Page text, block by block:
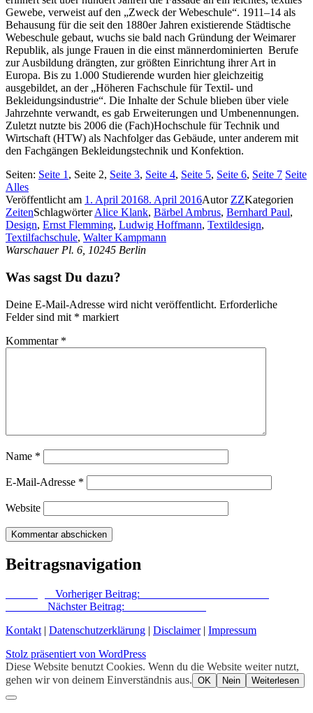
Gewebe, verweist auf den „Zweck der Webeschule“. 1911–14 als
Behausung für die seit den 1880er Jahren existierende Städtische
Webeschule gebaut, wuchs sie bald nach Gründung der Weimarer
Republik, als junge Frauen in die einst männerdominierten Berufe
zur Ausbildung drängten, zur größten Einrichtung ihrer Art in
Europa. Bis zu 1.000 Studierende wurden hier gleichzeitig
ausgebildet, an der „Höheren Fachschule für Textil- und
Bekleidungsindustrie“. Die Inhalte der Schule blieben über viele
Jahrzehnte verwandt, es gab Erweiterungen und Umbenennungen.
Zuletzt nutzte bis 2006 die (Fach)Hochschule für Technik und
Wirtschaft (HTW) als Nachfolger das Gebäude, unter anderem mit
den Fachgängen Bekleidungstechnik und Konfektion.
Seiten: Seite 1 , Seite 2, Seite 3, Seite 4, Seite 5, Seite 6, Seite 7 Seite
Alles
Veröffentlicht am 1. April 20168. April 2016Autor ZZKategorien
ZeitenSchlagwörterAlice Klank, Bärbel Ambrus, Bernhard Paul,
Design, Ernst Flemming, Ludwig Hoffmann, Textildesign,
Textilfachschule, Walter Kampmann
Warschauer Pl. 6, 10245 Berlin
Was sagst Du dazu?
Deine E-Mail-Adresse wird nicht veröffentlicht. Erforderliche
Felder sind mit * markiert
Kommentar *
Name *
E-Mail-Adresse *
Website
Beitragsnavigation
Vorheriger Beitrag:
Nächster Beitrag:
Kontakt | Datenschutzerklärung | Disclaimer| Impressum
Stolz präsentiert von WordPress
Diese Website benutzt Cookies. Wenn du die Website weiter nutzt,
gehen wir von deinem Einverständnis aus. OK Nein Weiterlesen